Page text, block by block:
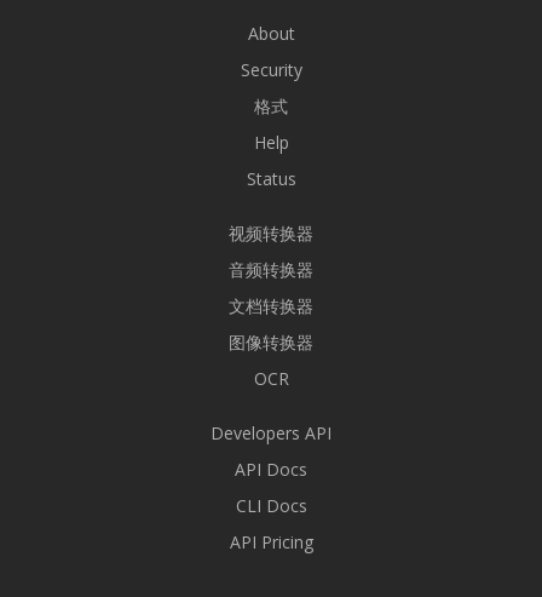
About
Security
格式
Help
Status
视频转换器
音频转换器
文档转换器
图像转换器
OCR
Developers API
API Docs
CLI Docs
API Pricing